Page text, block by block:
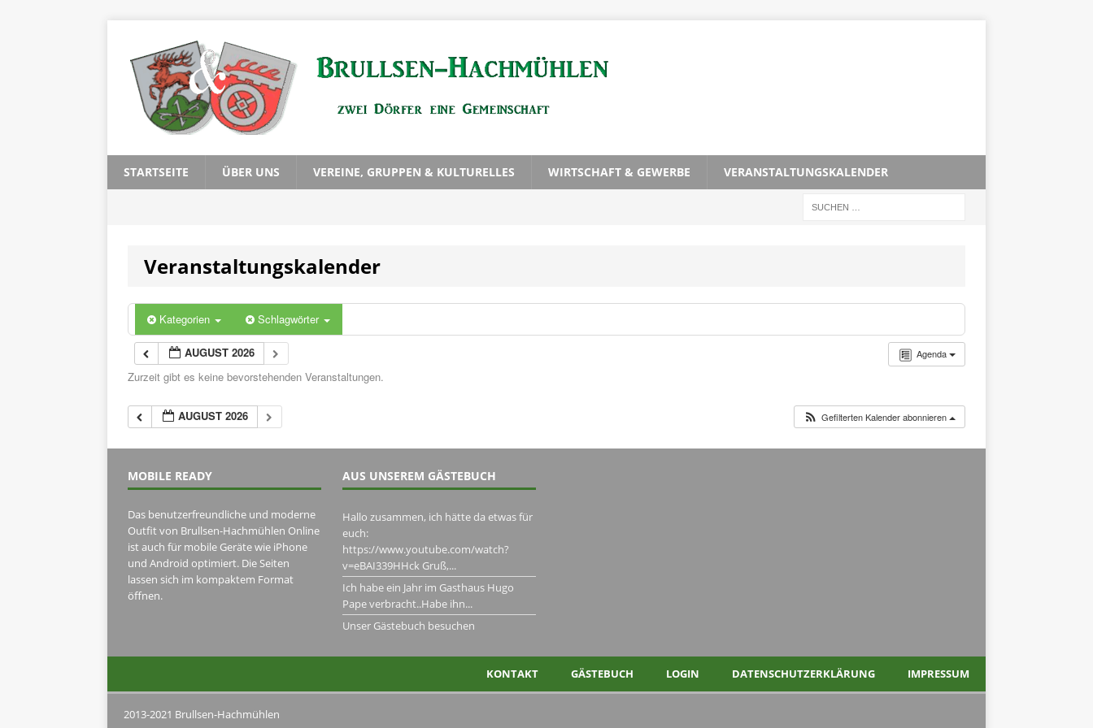
STARTSEITE ÜBER UNS VEREINE, GRUPPEN & KULTURELLES WIRTSCHAFT & GEWERBE VERANSTALTUNGSKALENDER
Veranstaltungskalender
Kategorien Schlagwörter
Agenda
AUGUST 2026
Zurzeit gibt es keine bevorstehenden Veranstaltungen.
AUGUST 2026 Gefilterten Kalender abonnieren
MOBILE READY
Das benutzerfreundliche und moderne
Outfit von Brullsen-Hachmühlen Online
ist auch für mobile Geräte wie iPhone
und Android optimiert. Die Seiten
lassen sich im kompaktem Format
öffnen.
AUS UNSEREM GÄSTEBUCH
Hallo zusammen, ich hätte da etwas für
euch:
https://www.youtube.com/watch?
v=eBAI339HHck Gruß,...
Ich habe ein Jahr im Gasthaus Hugo
Pape verbracht..Habe ihn...
Unser Gästebuch besuchen
KONTAKT GÄSTEBUCH LOGIN DATENSCHUTZERKLÄRUNG IMPRESSUM
2013-2021 Brullsen-Hachmühlen